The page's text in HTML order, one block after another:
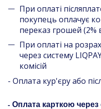
При оплаті
покупець оплачує
переказ грошей (2%
При оплаті на
через систему
комісій
- Оплата кур'єру або
- Оплата карткою через